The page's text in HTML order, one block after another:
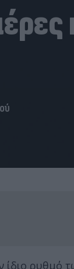
ίδιο ρυθμό